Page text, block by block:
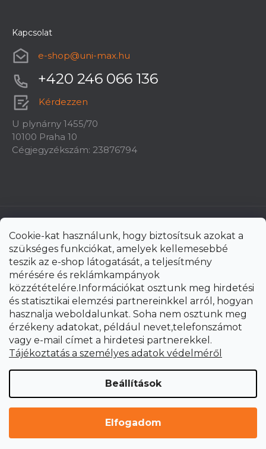
Cookie-kat használunk, hogy biztosítsuk azokat a
szükséges funkciókat, amelyek kellemesebbé
teszik az e-shop látogatását, a teljesítmény
mérésére és reklámkampányok
közzétételére.Információkat osztunk meg hirdetési
és statisztikai elemzési partnereinkkel arról, hogyan
hasznalja weboldalunkat. Soha nem osztunk meg
érzékeny adatokat, például nevet,telefonszámot
vagy e-mail címet a hirdetesi partnerekkel.
Tájékoztatás a személyes adatok védelméről
Beállítások
Elfogadom
Kapcsolat
e-shop@uni-max.hu
+420 246 066 136
Kérdezzen
U plynárny 1455/70
10100 Praha 10
Cégjegyzékszám: 23876794
Shoptet Premium készítette
beállítások szerkesztése